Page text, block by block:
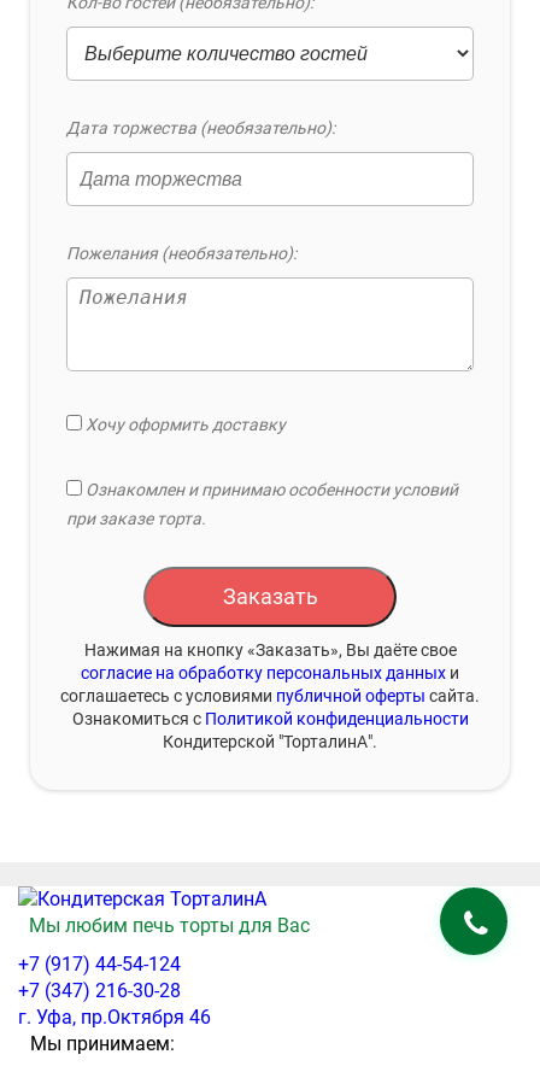
Дата торжества (необязательно):
Пожелания (необязательно):
Хочу оформить доставку
Ознакомлен и принимаю особенности условий
при заказе торта.
Заказать
Нажимая на кнопку «Заказать», Вы даёте свое
согласие на обработку персональных данных и
соглашаетесь с условиями публичной оферты сайта.
Ознакомиться с Политикой конфиденциальности
Кондитерской "ТорталинА".
Мы любим печь торты для Вас
+7 (917) 44-54-124
+7 (347) 216-30-28
г. Уфа, пр.Октября 46
Мы принимаем: